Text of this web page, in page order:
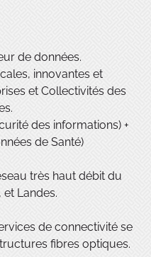
de données.
innovantes et
et Collectivités des
des informations) +
de Santé)
très haut débit du
et Landes.
de connectivité se
fibres optiques.